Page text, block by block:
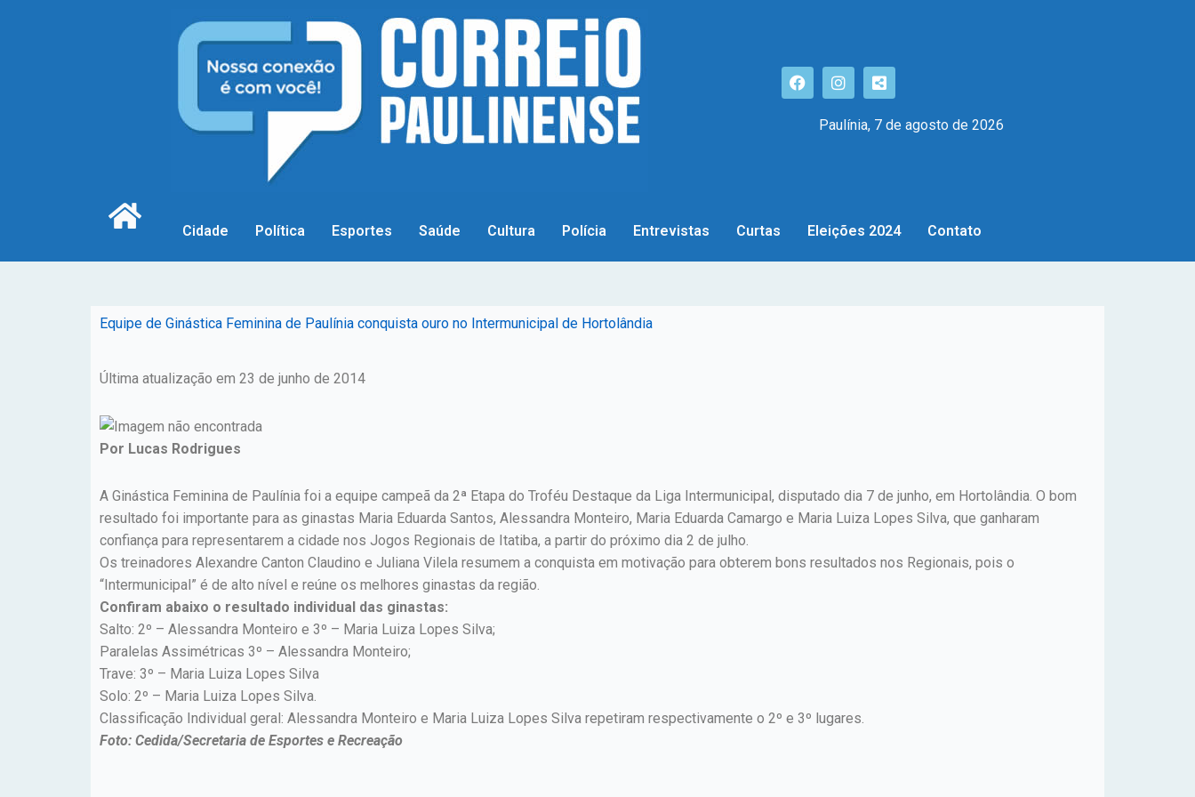
Paulínia, 7 de agosto de 2026
Cidade Política Esportes Saúde Cultura Polícia Entrevistas Curtas Eleições 2024 Contato
Equipe de Ginástica Feminina de Paulínia conquista ouro no Intermunicipal de Hortolândia
Última atualização em 23 de junho de 2014
Por Lucas Rodrigues
A Ginástica Feminina de Paulínia foi a equipe campeã da 2ª Etapa do Troféu Destaque da Liga Intermunicipal, disputado dia 7 de junho, em Hortolândia. O bom
resultado foi importante para as ginastas Maria Eduarda Santos, Alessandra Monteiro, Maria Eduarda Camargo e Maria Luiza Lopes Silva, que ganharam
confiança para representarem a cidade nos Jogos Regionais de Itatiba, a partir do próximo dia 2 de julho.
Os treinadores Alexandre Canton Claudino e Juliana Vilela resumem a conquista em motivação para obterem bons resultados nos Regionais, pois o
“Intermunicipal” é de alto nível e reúne os melhores ginastas da região.
Confiram abaixo o resultado individual das ginastas:
Salto: 2º – Alessandra Monteiro e 3º – Maria Luiza Lopes Silva;
Paralelas Assimétricas 3º – Alessandra Monteiro;
Trave: 3º – Maria Luiza Lopes Silva
Solo: 2º – Maria Luiza Lopes Silva.
Classificação Individual geral: Alessandra Monteiro e Maria Luiza Lopes Silva repetiram respectivamente o 2º e 3º lugares.
Foto: Cedida/Secretaria de Esportes e Recreação